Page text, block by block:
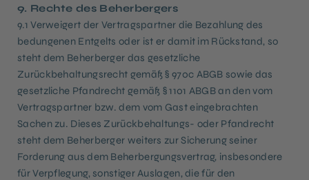
9. Rechte des Beherbergers
9.1 Verweigert der Vertragspartner die Bezahlung des
bedungenen Entgelts oder ist er damit im Rückstand, so
steht dem Beherberger das gesetzliche
Zurückbehaltungsrecht gemäß § 970c ABGB sowie das
gesetzliche Pfandrecht gemäß § 1101 ABGB an den vom
Vertragspartner bzw. dem vom Gast eingebrachten
Sachen zu. Dieses Zurückbehaltungs- oder Pfandrecht
steht dem Beherberger weiters zur Sicherung seiner
Forderung aus dem Beherbergungsvertrag, insbesondere
für Verpflegung, sonstiger Auslagen, die für den